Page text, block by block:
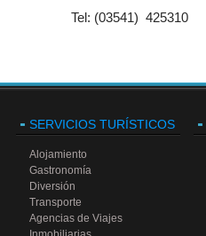
Tel: (03541) 425310
SERVICIOS TURÍSTICOS
Alojamiento
Gastronomía
Diversión
Transporte
Agencias de Viajes